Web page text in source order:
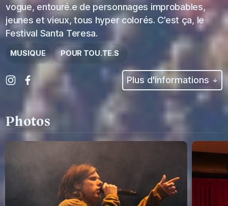
vogue, entouré.e de personnages improbables,
jeunes et vieux, tous hyper colorés. C’est ça, le
Festival Santa Teresa.
MUSIQUE POUR TOU.TE.S
Plus d'informations
Photos